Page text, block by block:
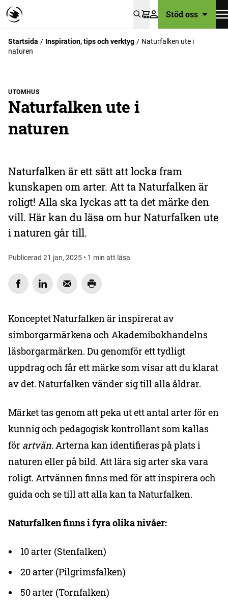
VarukorgStöd oss
Startsida Inspiration, tips och verktyg
Naturfalken ute i
naturen
UTOMHUS
Naturfalken ute i
naturen
Naturfalken är ett sätt att locka fram
kunskapen om arter. Att ta Naturfalken är
roligt! Alla ska lyckas att ta det märke den
vill. Här kan du läsa om hur Naturfalken ute
i naturen går till.
Publicerad 21 jan, 2025 • 1 min att läsa
Konceptet Naturfalken är inspirerat av
simborgarmärkena och Akademibokhandelns
läsborgarmärken. Du genomför ett tydligt
uppdrag och får ett märke som visar att du klarat
av det. Naturfalken vänder sig till alla åldrar.
Märket tas genom att peka ut ett antal arter för en
kunnig och pedagogisk kontrollant som kallas
för artvän. Arterna kan identifieras på plats i
naturen eller på bild. Att lära sig arter ska vara
roligt. Artvännen finns med för att inspirera och
guida och se till att alla kan ta Naturfalken.
Naturfalken finns i fyra olika nivåer:
10 arter (Stenfalken)
20 arter (Pilgrimsfalken)
50 arter (Tornfalken)